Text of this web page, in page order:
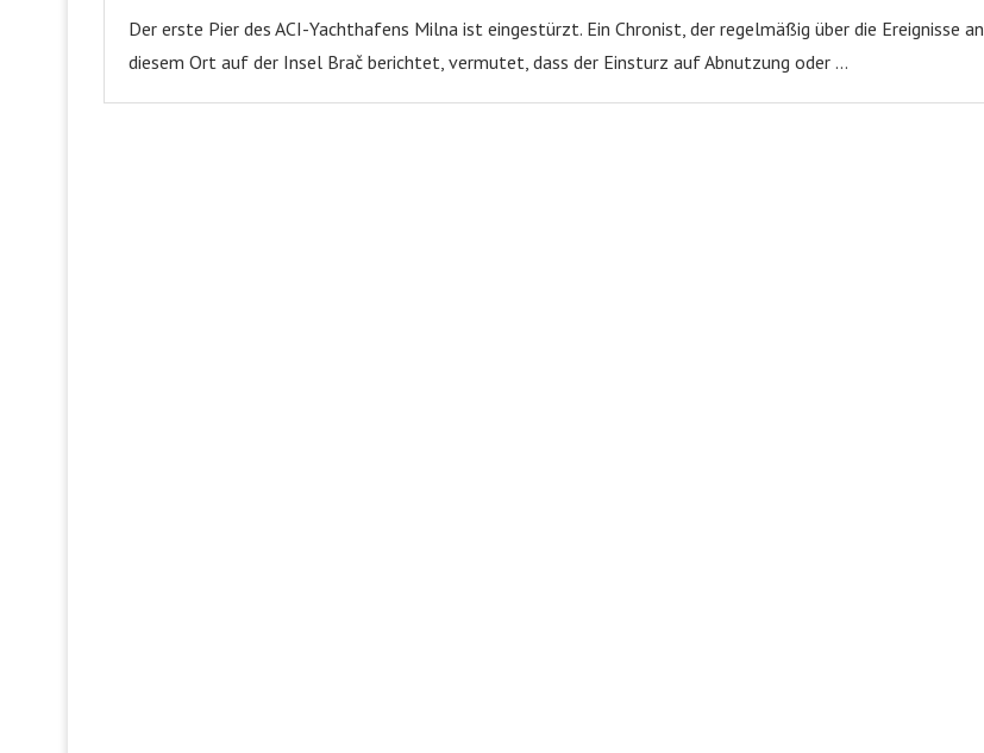
Der erste Pier des ACI-Yachthafens Milna ist eingestürzt. Ein Chronist, der regelmäßig über die Ereignisse an
diesem Ort auf der Insel Brač berichtet, vermutet, dass der Einsturz auf Abnutzung oder …